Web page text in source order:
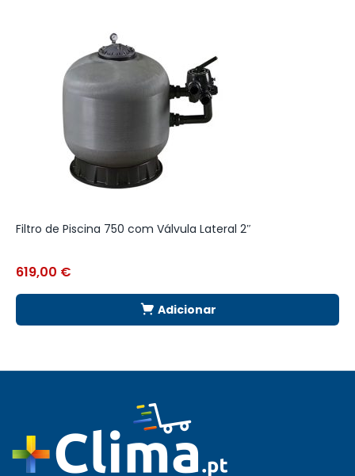
Filtro de Piscina 750 com Válvula Lateral 2″
619,00 €
Adicionar